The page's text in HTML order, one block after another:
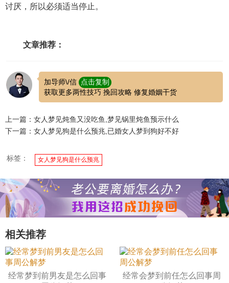
讨厌，所以必须适当停止。
文章推荐：
加导师\/信 点击复制
获取更多两性技巧 挽回攻略 修复婚姻干货
上一篇：女人梦见炖鱼又没吃鱼,梦见锅里炖鱼预示什么
下一篇：女人梦见狗是什么预兆,已婚女人梦到狗好不好
标签： 女人梦见狗是什么预兆
相关推荐
经常梦到前男友是怎么回事
经常会梦到前任怎么回事周